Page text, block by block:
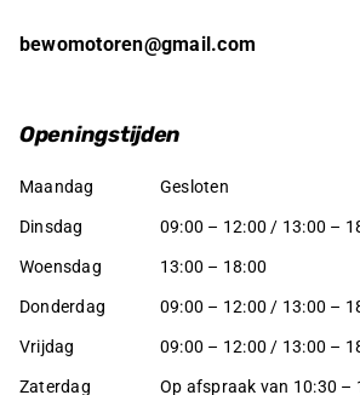
bewomotoren@gmail.com
Openingstijden
Maandag Gesloten
Dinsdag 09:00 – 12:00 / 13:00 –
Woensdag 13:00 – 18:00
Donderdag 09:00 – 12:00 / 13:00 –
Vrijdag 09:00 – 12:00 / 13:00 –
Zaterdag Op afspraak van 10:30 –